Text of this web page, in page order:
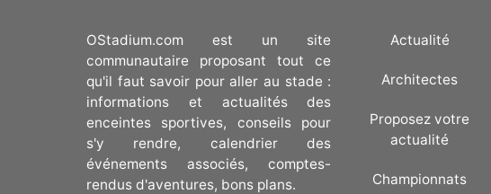
OStadium.com est un site
communautaire proposant tout ce
qu'il faut savoir pour aller au stade :
informations et actualités des
enceintes sportives, conseils pour
s'y rendre, calendrier des
événements associés, comptes-
rendus d'aventures, bons plans.
Actualité
Architectes
Proposez votre
actualité
Championnats